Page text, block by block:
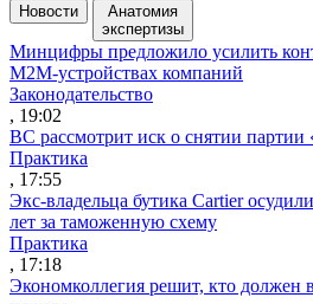
Новости
Анатомия
экспертизы
Минцифры предложило усилить
M2M-устройствах компаний
Законодательство
, 19:02
ВС рассмотрит иск о снятии партии
Практика
, 17:55
Экс-владельца бутика Cartier
лет за таможенную схему
Практика
, 17:18
Экономколлегия решит, кто должен